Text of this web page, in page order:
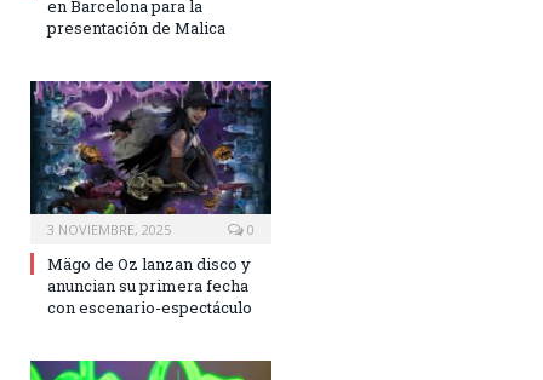
en Barcelona para la
presentación de Malica
3 NOVIEMBRE, 2025 0
Mägo de Oz lanzan disco y
anuncian su primera fecha
con escenario-espectáculo